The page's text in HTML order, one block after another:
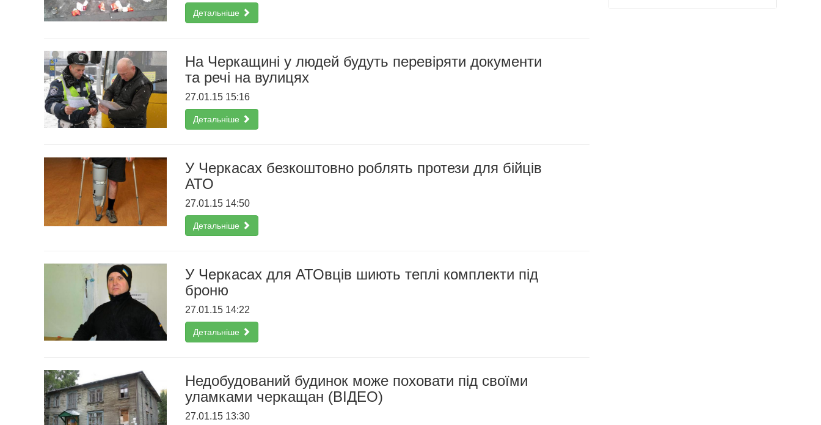
Детальніше
На Черкащині у людей будуть перевіряти документи
та речі на вулицях
27.01.15 15:16
Детальніше
У Черкасах безкоштовно роблять протези для бійців
АТО
27.01.15 14:50
Детальніше
У Черкасах для АТОвців шиють теплі комплекти під
броню
27.01.15 14:22
Детальніше
Недобудований будинок може поховати під своїми
уламками черкащан (ВІДЕО)
27.01.15 13:30